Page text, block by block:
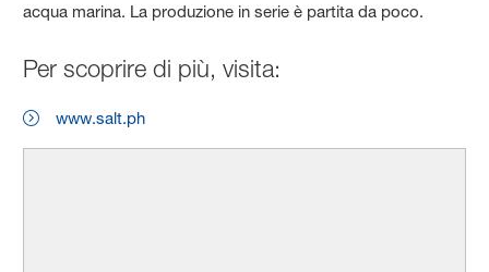
acqua marina. La produzione in serie è partita da poco.
Per scoprire di più, visita:
www.salt.ph